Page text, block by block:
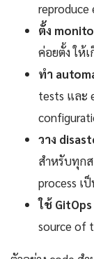
reproduce
ตั้ง
ค่อยตั้ง ให้
ทำ
tests และ
วาง
สำหรับทุก
process เ
ใช้
source of